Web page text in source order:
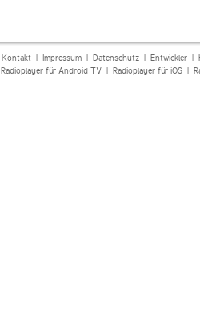
Kontakt| Impressum| Datenschutz| Entwickler|
Radioplayer für Android TV| Radioplayer für iOS|